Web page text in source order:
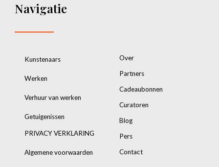
Navigatie
Kunstenaars
Werken
Verhuur van werken
Getuigenissen
PRIVACY VERKLARING
Algemene voorwaarden
Over
Partners
Cadeaubonnen
Curatoren
Blog
Pers
Contact